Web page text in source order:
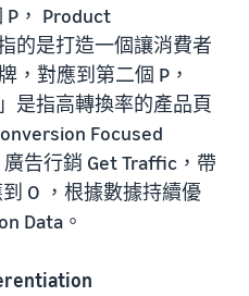
P， Product
的是打造一個讓消費者
，對應到第二個 P，
是指高轉換率的產品頁
Focused
告行銷 Get Traffic，帶
O ，根據數據持續優
Data。